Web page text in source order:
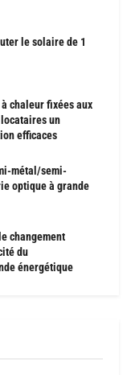
le solaire de 1
chaleur fixées aux
un
efficaces
métal/semi-
optique à grande
changement
du
énergétique